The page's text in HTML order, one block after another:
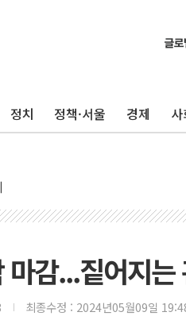
정치 정책·서울 경제 사
감...짙어지는
최종수정 : 2024년05월09일